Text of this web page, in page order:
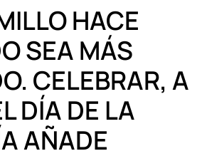
HACE
SEA MÁS
CELEBRAR, A
DÍA DE LA
AÑADE